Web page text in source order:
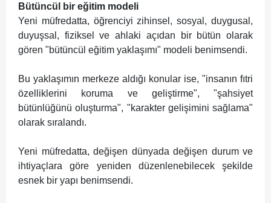
Bütüncül bir eğitim modeli
Yeni müfredatta, öğrenciyi zihinsel, sosyal, duygusal,
duyuşsal, fiziksel ve ahlaki açıdan bir bütün olarak
gören "bütüncül eğitim yaklaşımı" modeli benimsendi.
Bu yaklaşımın merkeze aldığı konular ise, "insanın fıtri
özelliklerini koruma ve geliştirme", "şahsiyet
bütünlüğünü oluşturma", "karakter gelişimini sağlama"
olarak sıralandı.
Yeni müfredatta, değişen dünyada değişen durum ve
ihtiyaçlara göre yeniden düzenlenebilecek şekilde
esnek bir yapı benimsendi.